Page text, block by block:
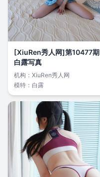
[XiuRen秀人网]第10477期
白露写真
机构： XiuRen秀人网
模特： 白露